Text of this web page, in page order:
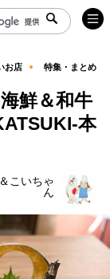
お店 特集・まとめ
鮮＆和牛
本
こいちゃ
ん